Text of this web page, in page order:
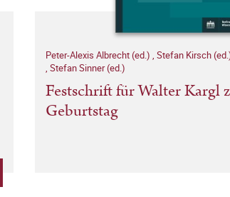
Peter-Alexis Albrecht (ed.) , Stefan Kirsch
, Stefan Sinner (ed.)
Festschrift für Walter Kargl
Geburtstag